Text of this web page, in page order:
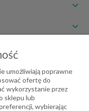
umożliwiają poprawne
ofertę do
wykorzystanie przez
sklepu lub
wybierając